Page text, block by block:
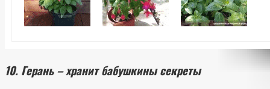
10. Герань – хранит бабушкины секреты